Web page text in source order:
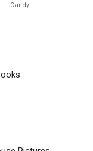
Candy